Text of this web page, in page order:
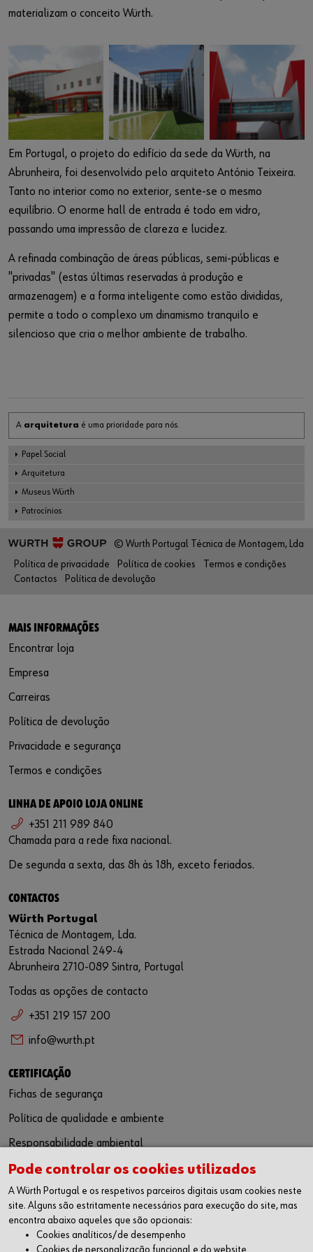
materializam o conceito Würth.
Em Portugal, o projeto do edifício da sede da Würth, na
Abrunheira, foi desenvolvido pelo arquiteto António Teixeira.
Tanto no interior como no exterior, sente-se o mesmo
equilíbrio. O enorme hall de entrada é todo em vidro,
passando uma impressão de clareza e lucidez.
A refinada combinação de áreas públicas, semi-públicas e
"privadas" (estas últimas reservadas à produção e
armazenagem) e a forma inteligente como estão divididas,
permite a todo o complexo um dinamismo tranquilo e
silencioso que cria o melhor ambiente de trabalho.
A arquitetura é uma prioridade para nós.
Papel Social
Arquitetura
Museus Würth
Patrocínios
© Wurth Portugal Técnica de Montagem, Lda
Política de privacidade
Política de cookies
Termos e condições
Contactos
Política de devolução
MAIS INFORMAÇÕES
Encontrar loja
Empresa
Carreiras
Política de devolução
Privacidade e segurança
Termos e condições
LINHA DE APOIO LOJA ONLINE
+351 211 989 840
Chamada para a rede fixa nacional.
De segunda a sexta, das 8h às 18h, exceto feriados.
CONTACTOS
Würth Portugal
Técnica de Montagem, Lda.
Estrada Nacional 249-4
Abrunheira 2710-089 Sintra, Portugal
Todas as opções de contacto
+351 219 157 200
info@wurth.pt
CERTIFICAÇÃO
Fichas de segurança
Política de qualidade e ambiente
Responsabilidade ambiental
SIGA-NOS
Facebook
Instagram
LinkedIn
Youtube
Pode controlar os cookies utilizados
A Würth Portugal e os respetivos parceiros digitais usam cookies neste
site. Alguns são estritamente necessários para execução do site, mas
encontra abaixo aqueles que são opcionais:
Cookies analíticos/de desempenho
Cookies de personalização funcional e do website